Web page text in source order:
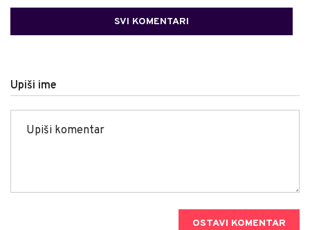
SVI KOMENTARI
Upiši ime
OSTAVI KOMENTAR